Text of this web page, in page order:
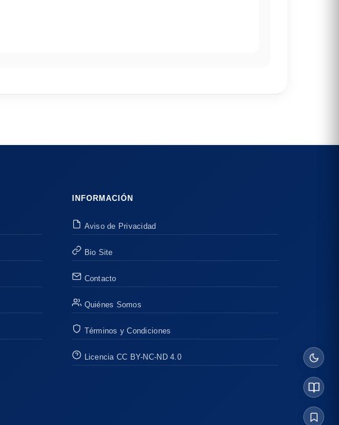
INFORMACIÓN
Aviso de Privacidad
Bio Site
Contacto
Quiénes Somos
Términos y Condiciones
Licencia CC BY-NC-ND 4.0